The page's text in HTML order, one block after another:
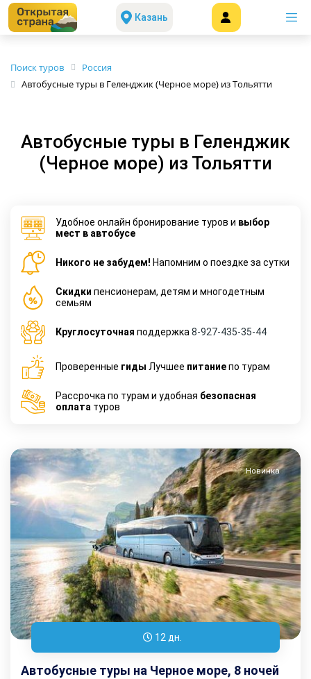
Казань
Поиск туров
Россия
Автобусные туры в Геленджик (Черное море) из Тольятти
Автобусные туры в Геленджик
(Черное море) из Тольятти
Удобное онлайн бронирование туров и выбор
мест в автобусе
Никого не забудем! Напомним о поездке за сутки
Cкидки пенсионерам, детям и многодетным
семьям
Круглосуточная поддержка 8-927-435-35-44
Проверенные гиды Лучшее питаниепо турам
Рассрочка по турам и удобная безопасная
оплата туров
Новинка
12 дн.
Автобусные туры на Черное море, 8 ночей